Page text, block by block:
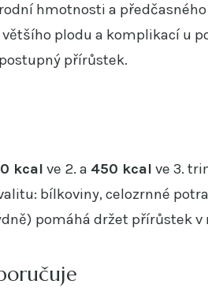
hmotnosti a
plodu a komplikací u
přírůstek.
kcal ve 2. a 450 kcal ve 3.
bílkoviny, celozrnné
pomáhá držet přírůstek v